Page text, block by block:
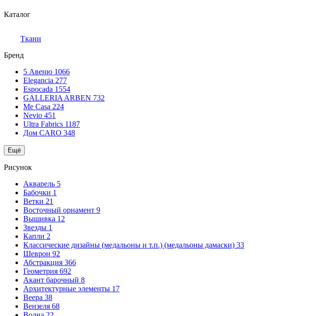
Каталог
Ткани
Бренд
5 Авеню 1066
Elegancia 277
Espocada 1554
GALLERIA ARBEN 732
Me Casa 224
Nevio 451
Ultra Fabrics 1187
Дом CARO 348
Ещё
Рисунок
Акварель 5
Бабочки 1
Ветки 21
Восточный орнамент 9
Вышивка 12
Звезды 1
Капли 2
Классические дизайны (медальоны и т.п.) (медальоны дамаски) 33
Шеврон 92
Абстракция 366
Геометрия 692
Акант барочный 8
Архитектурные элементы 17
Веера 38
Вензеля 68